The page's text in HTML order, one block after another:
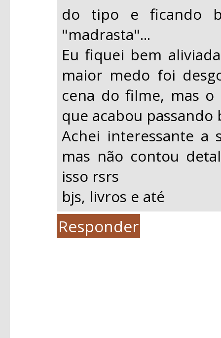
do tipo e ficando
"madrasta"...
Eu fiquei bem
maior medo foi
cena do filme, mas
que acabou passando
Achei interessante a
mas não contou
isso rsrs
bjs, livros e até
Responder